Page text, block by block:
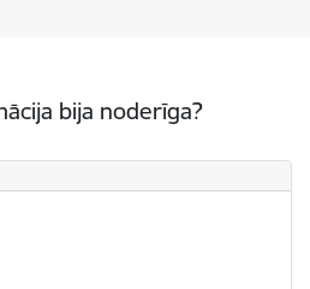
bija noderīga?
noderīga?